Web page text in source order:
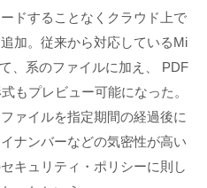
ドすることなくクラウド上で
加。従来から対応しているMi
、系のファイルに加え、 PDF
もプレビュー可能になった。
ァイルを指定期間の経過後に
ナンバーなどの気密性が高い
キュリティ・ポリシーに則し